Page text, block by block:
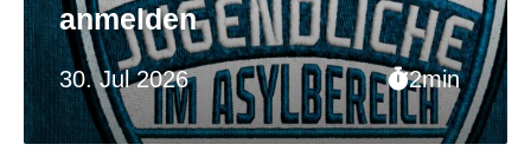
30. Jul 2026 2min
anmelden